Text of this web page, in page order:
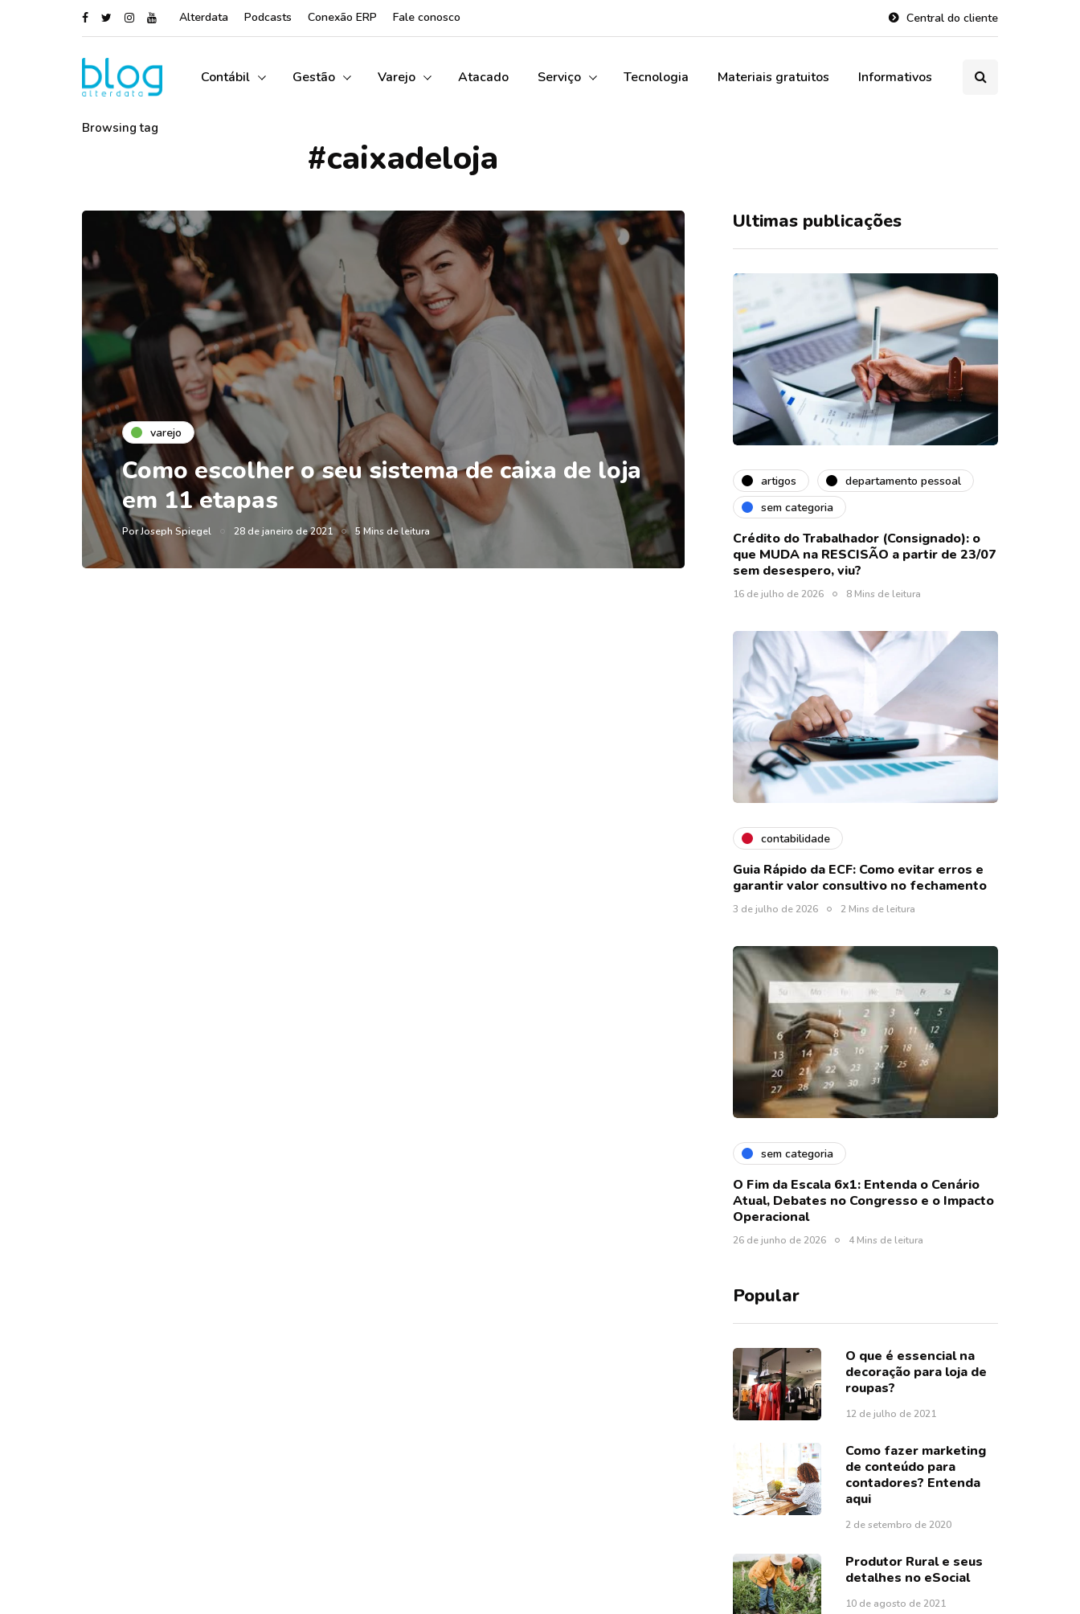
Alterdata Podcasts Conexão ERP Fale conosco Central do cliente
Contábil Gestão Varejo Atacado Serviço Tecnologia Materiais gratuitos Informativos
Browsing tag
#caixadeloja
varejo
Como escolher o seu sistema de caixa de loja
em 11 etapas
PorJoseph Spiegel 28 de janeiro de 2021 5 Mins de leitura
Ultimas publicações
artigos
departamento pessoal
sem categoria
Crédito do Trabalhador (Consignado): o
que MUDA na RESCISÃO a partir de 23/07
sem desespero, viu?
16 de julho de 2026 8 Mins de leitura
contabilidade
Guia Rápido da ECF: Como evitar erros e
garantir valor consultivo no fechamento
3 de julho de 2026 2 Mins de leitura
sem categoria
O Fim da Escala 6x1: Entenda o Cenário
Atual, Debates no Congresso e o Impacto
Operacional
26 de junho de 2026 4 Mins de leitura
Popular
O que é essencial na
decoração para loja de
roupas?
12 de julho de 2021
Como fazer marketing
de conteúdo para
contadores? Entenda
aqui
2 de setembro de 2020
Produtor Rural e seus
detalhes no eSocial
10 de agosto de 2021